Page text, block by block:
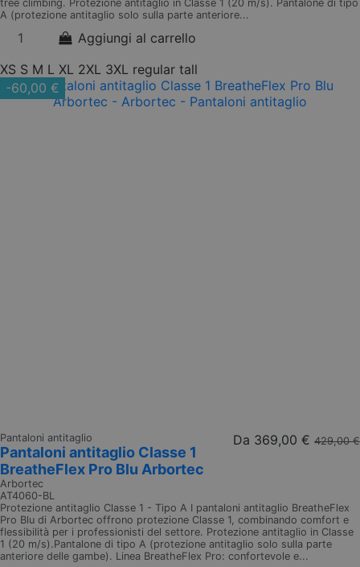
tree climbing. Protezione antitaglio in Classe 1 (20 m/s). Pantalone di tipo
A (protezione antitaglio solo sulla parte anteriore...
Aggiungi al carrello
XS S M L XL 2XL 3XL regular tall
-60,00 €
Pantaloni antitaglio
Pantaloni antitaglio Classe 1
BreatheFlex Pro Blu Arbortec
Arbortec
AT4060-BL
Da 369,00 € 429,00 €
Protezione antitaglio Classe 1 - Tipo A I pantaloni antitaglio BreatheFlex
Pro Blu di Arbortec offrono protezione Classe 1, combinando comfort e
flessibilità per i professionisti del settore. Protezione antitaglio in Classe
1 (20 m/s).Pantalone di tipo A (protezione antitaglio solo sulla parte
anteriore delle gambe). Linea BreatheFlex Pro: confortevole e...